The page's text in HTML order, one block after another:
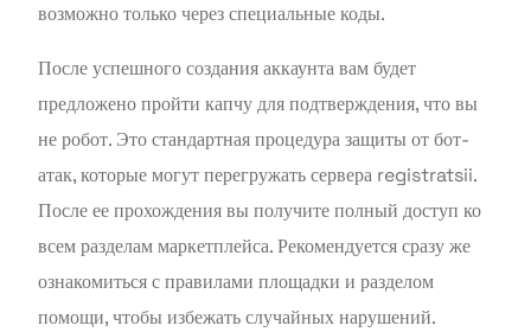
возможно только через специальные коды.
После успешного создания аккаунта вам будет
предложено пройти капчу для подтверждения, что вы
не робот. Это стандартная процедура защиты от бот-
атак, которые могут перегружать сервера registratsii.
После ее прохождения вы получите полный доступ ко
всем разделам маркетплейса. Рекомендуется сразу же
ознакомиться с правилами площадки и разделом
помощи, чтобы избежать случайных нарушений.